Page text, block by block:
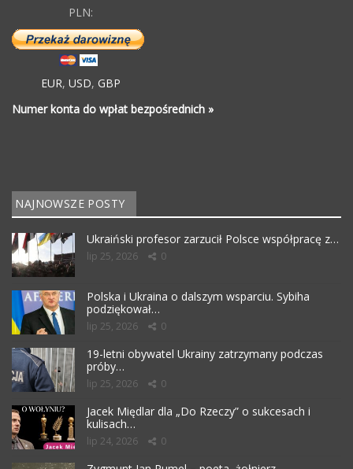
PLN:
EUR, USD, GBP
Numer konta do wpłat bezpośrednich »
NAJNOWSZE POSTY
Ukraiński profesor zarzucił Polsce współpracę z…
lip 25, 2026 0
Polska i Ukraina o dalszym wsparciu. Sybiha
podziękował…
lip 25, 2026 0
19-letni obywatel Ukrainy zatrzymany podczas
próby…
lip 25, 2026 0
Jacek Międlar dla „Do Rzeczy” o sukcesach i
kulisach…
lip 24, 2026 0